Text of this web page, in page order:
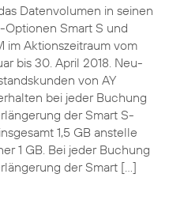
Datenvolumen in seinen
Optionen Smart S und
im Aktionszeitraum vom
bis 30. April 2018. Neu-
von AY
bei jeder Buchung
der Smart S-
1,5 GB anstelle
1 GB. Bei jeder Buchung
der Smart […]